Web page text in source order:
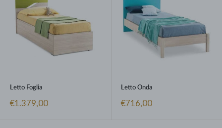
Letto Foglia
Prezzo
€1.379,00
Letto Onda
Prezzo
€716,00